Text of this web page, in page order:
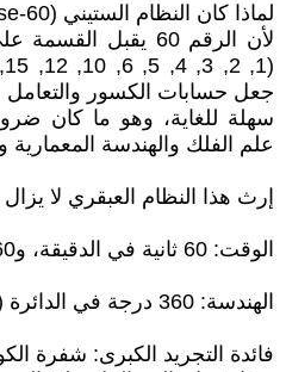
لماذا كان النظام الستيني (Base-60) عبقريًا؟
لأن الرقم 60 يقبل
جعل حسابات الكسور والتعامل
سهلة للغاية، وهو ما كان
علم الفلك والهندسة المعمارية
إرث هذا النظام العبقري لا
الوقت: 60 ثانية في الدقيقة، و60 دقيقة في الساعة.
الهندسة: 360 درجة في الدائرة (6 × 60).
فائدة التجريد الكبرى: شفرة